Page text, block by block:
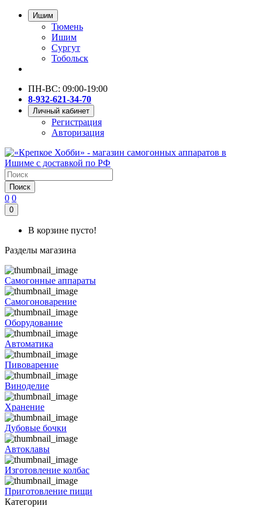
Ишим
Тюмень
Ишим
Сургут
Тобольск
ПН-ВС: 09:00-19:00
8-932-621-34-70
Личный кабинет
Регистрация
Авторизация
Поиск
0 0
0
В корзине пусто!
Разделы магазина
Самогонные аппараты
Самогоноварение
Оборудование
Автоматика
Пивоварение
Виноделие
Хранение
Дубовые бочки
Автоклавы
Изготовление колбас
Приготовление пищи
Категории